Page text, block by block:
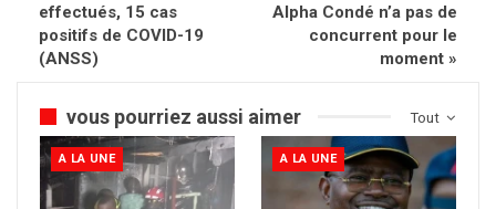
effectués, 15 cas
positifs de COVID-19
(ANSS)
Alpha Condé n’a pas de
concurrent pour le
moment »
Tout
vous pourriez aussi aimer
A LA UNE A LA UNE